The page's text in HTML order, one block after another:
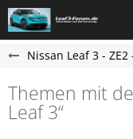
Nissan Leaf 3 - ZE2
Themen mit
Leaf 3“